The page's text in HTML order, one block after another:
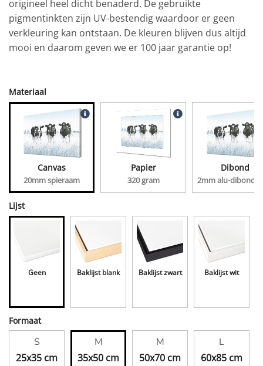
origineel heel dicht benaderd. De gebruikte
pigmentinkten zijn UV-bestendig waardoor er geen
verkleuring kan ontstaan. De kleuren blijven dus altijd
mooi en daarom geven we er 100 jaar garantie op!
Materiaal
Canvas
20mm spieraam
Papier
320 gram
Dibond
2mm alu-dibond,
Lijst
Geen Baklijst blank Baklijst zwart Baklijst wit
Formaat
S
25x35 cm
M
35x50 cm
M
50x70 cm
L
60x85 cm